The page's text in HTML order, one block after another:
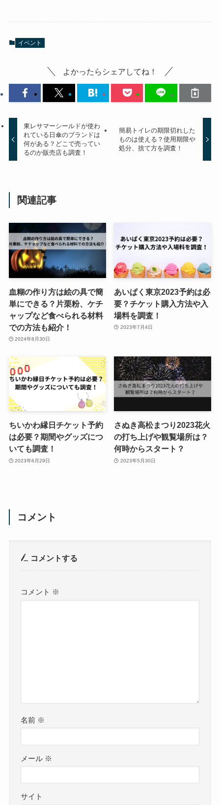
イベント
よかったらシェアしてね！
東レサマーシールドが使わ
れている日傘のブランドは
何がある？どこで売ってい
るのか販売店も調査！
簡易トイレの期限切れした
ものは使える？使用期限や
処分、捨て方を調査！
関連記事
血糊の作り方は絵の具で簡
単にできる？片栗粉、ケチ
ャップなど食べられる材料
での方法も紹介！
2024年8月30日
あいぱく東京2023予約は必
要？チケット購入方法や入
場料を調査！
2023年7月4日
ちいかわ縁日チケット予約
は必要？期間やグッズにつ
いても調査！
2023年6月29日
さぬき高松まつり2023花火
の打ち上げや観覧場所は？
何時からスタート？
2023年5月30日
コメント
コメントする
コメント ※
名前 ※
メール ※
サイト